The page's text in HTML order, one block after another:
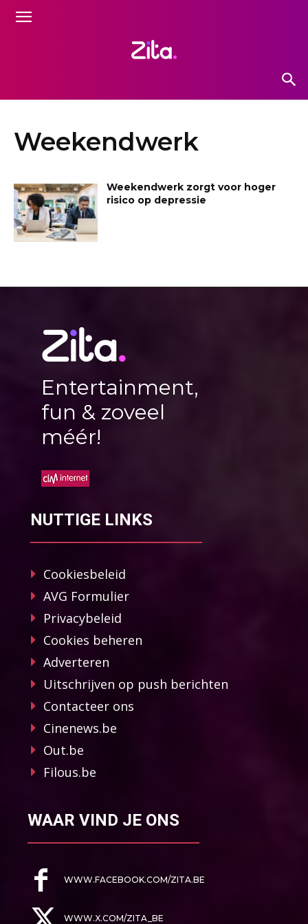
Weekendwerk
Weekendwerk zorgt voor hoger
risico op depressie
Entertainment,
fun & zoveel
méér!
NUTTIGE LINKS
Cookiesbeleid
AVG Formulier
Privacybeleid
Cookies beheren
Adverteren
Uitschrijven op push berichten
Contacteer ons
Cinenews.be
Out.be
Filous.be
WAAR VIND JE ONS
WWW.FACEBOOK.COM/ZITA.BE
WWW.X.COM/ZITA_BE